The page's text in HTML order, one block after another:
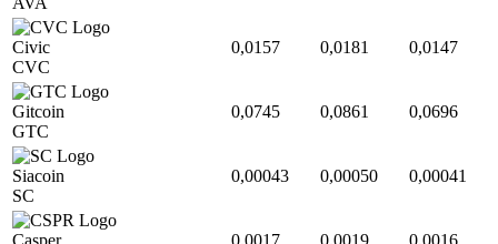
Civic
CVC
0,0157 0,0181 0,0147
Gitcoin
GTC
0,0745 0,0861 0,0696
Siacoin
SC
0,00043 0,00050 0,00041
Casper
0,0017 0,0019 0,0016